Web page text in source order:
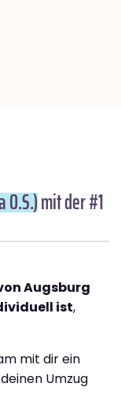
O.S.)mit der #1
Augsburg
ist,
mit dir ein
Umzug